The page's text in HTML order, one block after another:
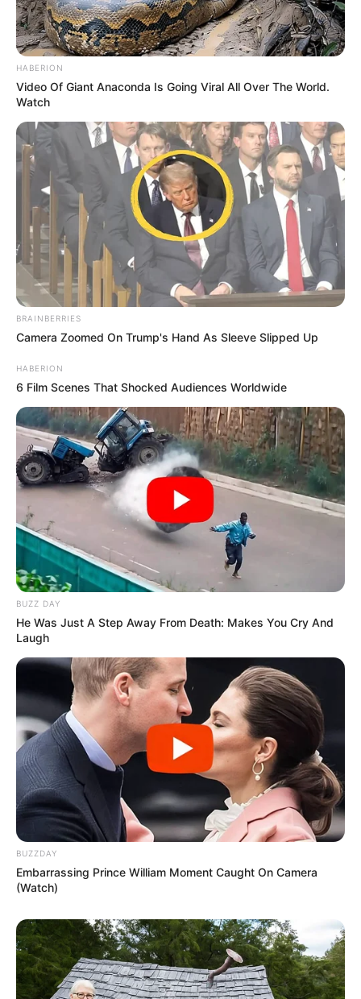
15 ,,Szeretnék úgy kinézni, mint egy spagetti.”
16 Évszakváltáskor ideális.